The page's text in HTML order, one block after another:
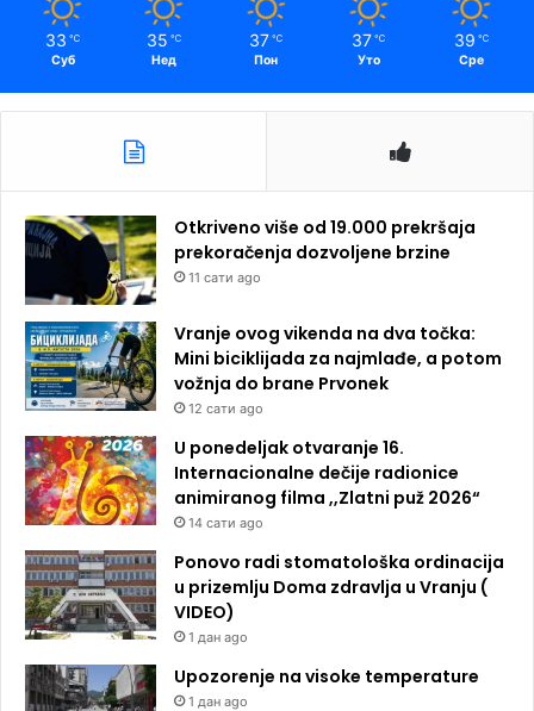
33 ℃
Суб
35 ℃
Нед
37 ℃
Пон
37 ℃
Уто
39 ℃
Сре
Otkriveno više od 19.000 prekršaja
prekoračenja dozvoljene brzine
11 сати ago
Vranje ovog vikenda na dva točka:
Mini biciklijada za najmlađe, a potom
vožnja do brane Prvonek
12 сати ago
U ponedeljak otvaranje 16.
Internacionalne dečije radionice
animiranog filma ,,Zlatni puž 2026“
14 сати ago
Ponovo radi stomatološka ordinacija
u prizemlju Doma zdravlja u Vranju (
VIDEO)
1 дан ago
Upozorenje na visoke temperature
1 дан ago